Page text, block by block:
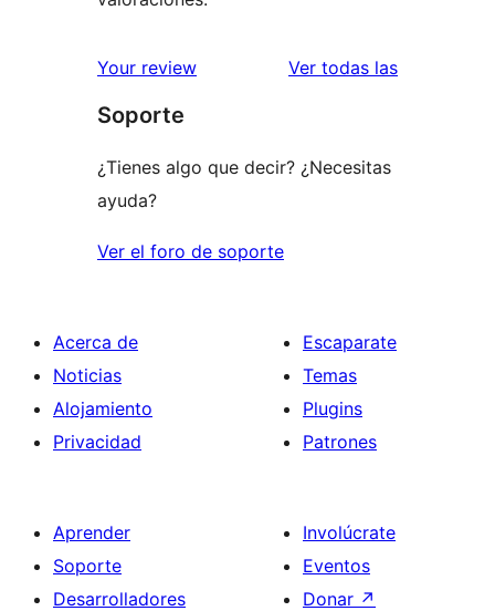
Your review Ver todas las
Soporte
¿Tienes algo que decir? ¿Necesitas
ayuda?
Ver el foro de soporte
Acerca de
Noticias
Alojamiento
Privacidad
Escaparate
Temas
Plugins
Patrones
Aprender
Soporte
Desarrolladores
Involúcrate
Eventos
Donar ↗